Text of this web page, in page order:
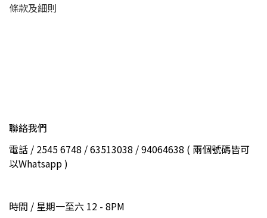
條款及細則
聯絡我們
電話 / 2545 6748 / 63513038 / 94064638 ( 兩個號碼皆可
以Whatsapp )
時間 / 星期一至六 12 - 8PM